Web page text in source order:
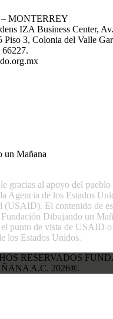
MONTERREY
IZA Business Center,
Piso 3, Colonia del Valle
gracias al apoyo del pueblo
Agencia de los Estados
(USAID). El contenido de
Fundación Dibujando un
el punto de vista de USAID
los Estados Unidos.
RESERVADOS
A.C. 2026®.